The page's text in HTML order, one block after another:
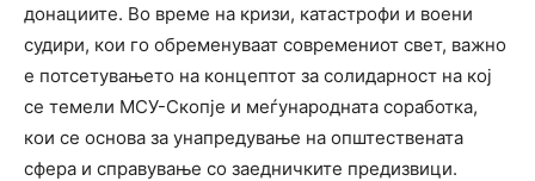
донациите. Во време на кризи, катастрофи и воени
судири, кои го обременуваат современиот свет, важно
е потсетувањето на концептот за солидарност на кој
се темели МСУ-Скопје и меѓународната соработка,
кои се основа за унапредување на општествената
сфера и справување со заедничките предизвици.